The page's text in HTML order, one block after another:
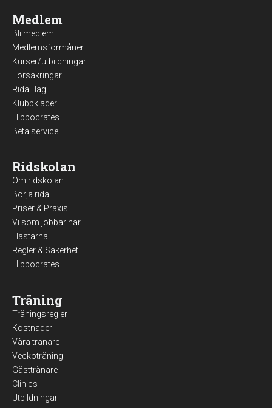
Medlem
Bli medlem
Medlemsförmåner
Kurser/utbildningar
Försäkringar
Rida i lag
Klubbkläder
Hippocrates
Betalservice
Ridskolan
Om ridskolan
Börja rida
Priser & Praxis
Vi som jobbar här
Hästarna
Regler & Säkerhet
Hippocrates
Träning
Träningsregler
Kostnader
Våra tränare
Veckoträning
Gästtränare
Clinics
Utbildningar